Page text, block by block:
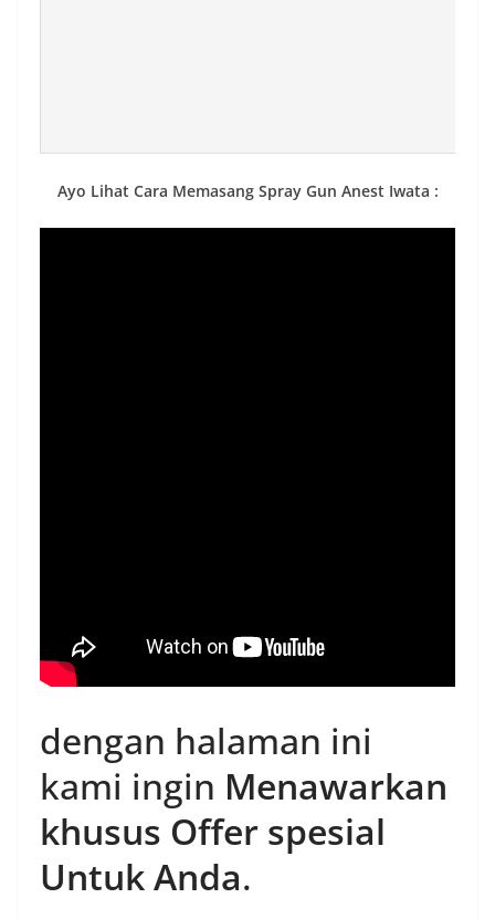
Ayo Lihat Cara Memasang Spray Gun Anest Iwata :
dengan halaman ini
kami ingin Menawarkan
khusus Offer spesial
Untuk Anda.